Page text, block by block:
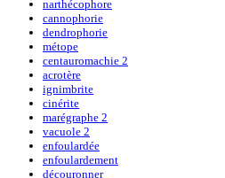
narthécophore
cannophorie
dendrophorie
métope
centauromachie 2
acrotère
ignimbrite
cinérite
marégraphe 2
vacuole 2
enfoulardée
enfoulardement
découronner